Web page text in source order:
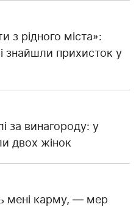
рідного міста»:
знайшли прихисток у
за винагороду: у
двох жінок
мені карму, — мер